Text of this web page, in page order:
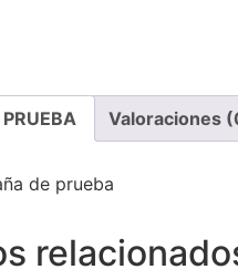
Valoraciones
de prueba